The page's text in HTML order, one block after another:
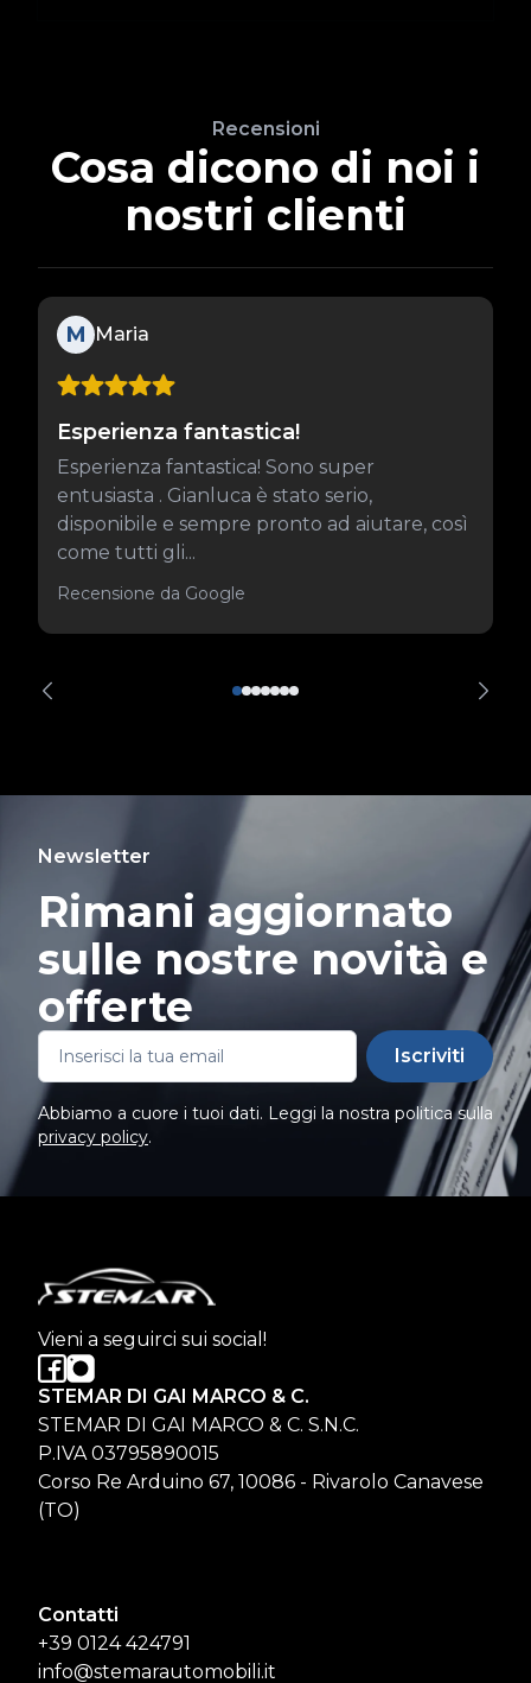
Recensioni
Cosa dicono di noi i
nostri clienti
M Maria
Esperienza fantastica!
Esperienza fantastica! Sono super
entusiasta . Gianluca è stato serio,
disponibile e sempre pronto ad aiutare, così
come tutti gli...
Recensione da Google
Newsletter
Rimani aggiornato
sulle nostre novità e
offerte
Iscriviti
Abbiamo a cuore i tuoi dati. Leggi la nostra politica sulla
privacy policy.
Vieni a seguirci sui social!
STEMAR DI GAI MARCO & C.
STEMAR DI GAI MARCO & C. S.N.C.
P.IVA 03795890015
Corso Re Arduino 67, 10086 - Rivarolo Canavese
(TO)
Contatti
+39 0124 424791
info@stemarautomobili.it